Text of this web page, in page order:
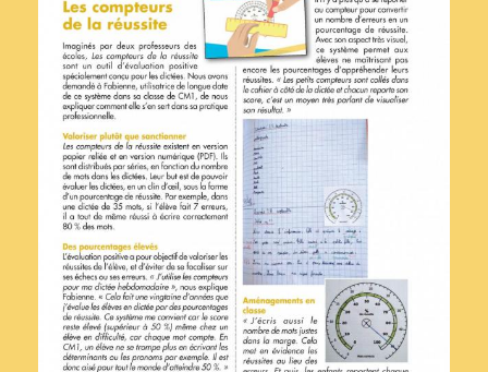
Histoire
Il y a deux ans, j'avais
découvert le formidable
travail de Bertrand
Dicale réalisé pour
France Info et relayé par
Éduscol, intituléCes
chansons qui font
l'histoire. J'avais intégré